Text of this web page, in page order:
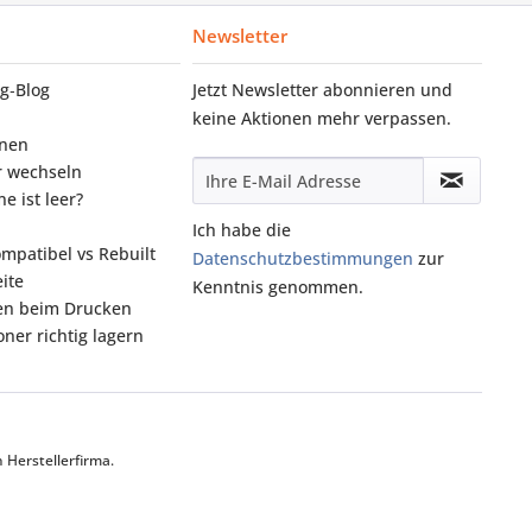
wechseln
ist leer?
vs Rebuilt
beim Drucken
richtig lagern
Newsletter
Jetzt Newsletter abonnieren und
keine Aktionen mehr verpassen.
Ich habe die
Datenschutzbestimmungen zur
Kenntnis genommen.
Herstellerfirma.